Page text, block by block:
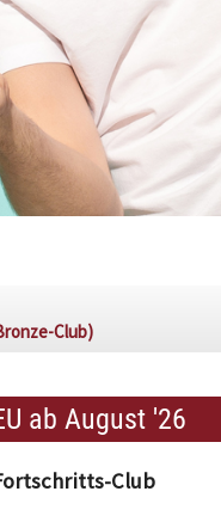
Club)
ab August '26
Club